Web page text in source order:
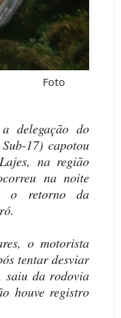
delegação do
17) capotou
na região
na noite
o retorno da
o motorista
tentar desviar
saiu da rodovia
houve registro